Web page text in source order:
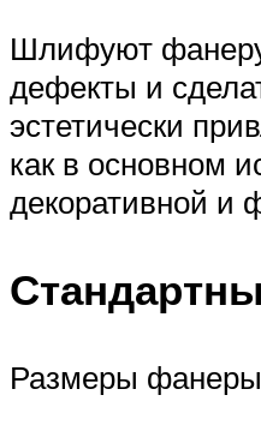
Шлифуют
дефекты и
эстетически
как в основном
декоративной и
Размеры фанеры